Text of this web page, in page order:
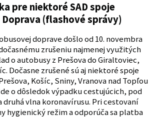
pre niektoré SAD spoje
Doprava (flashové správy)
doprave došlo od 10. novembra
zrušeniu najmenej využitých
o autobusy z Prešova do Giraltoviec,
Dočasne zrušené sú aj niektoré spoje
Košíc, Sniny, Vranova nad Topľou
o dôsledok výpadku cestujúcich, pod
druhá vlna koronavírusu. Pri cestovaní
hygienický režim a odporúča sa platba